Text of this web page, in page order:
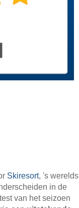
Skiresort, 's werelds
in de
van het seizoen